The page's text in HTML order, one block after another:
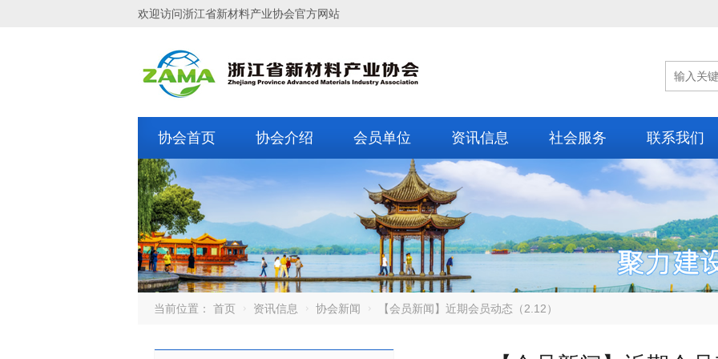
欢迎访问浙江省新材料产业协会官方网站
协会首页 协会介绍 会员单位 资讯信息 社会服务 联系我们
当前位置： 首页 资讯信息 协会新闻 【会员新闻】近期会员动态（2.12）